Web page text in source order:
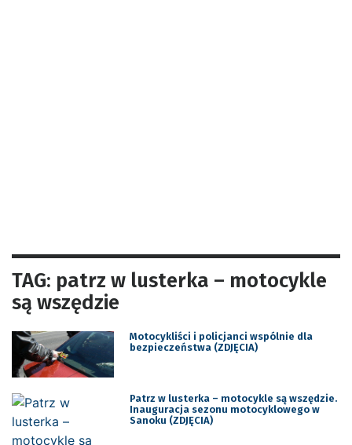
TAG: patrz w lusterka – motocykle
są wszędzie
Motocykliści i policjanci wspólnie dla
bezpieczeństwa (ZDJĘCIA)
Patrz w lusterka – motocykle są wszędzie.
Inauguracja sezonu motocyklowego w
Sanoku (ZDJĘCIA)